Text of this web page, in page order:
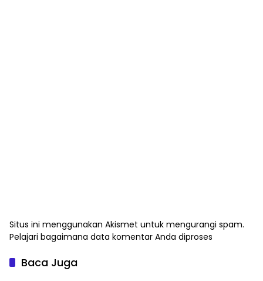
Situs ini menggunakan Akismet untuk mengurangi spam.
Pelajari bagaimana data komentar Anda diproses
Baca Juga